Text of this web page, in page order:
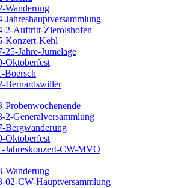
Wanderung
Jahreshauptversammlung
2-Auftritt-Zierolshofen
Konzert-Kehl
25-Jahre-Jumelage
Oktoberfest
Boersch
Bernardswiller
Probenwochenende
2-Generalversammlung
Bergwanderung
Oktoberfest
Jahreskonzert-CW-MVO
Wanderung
02-CW-Hauptversammlung